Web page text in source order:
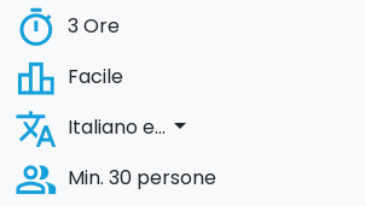
timer 3 Ore
leaderboard Facile
translate Italiano e... arrow_drop_down
people_alt Min. 30 persone